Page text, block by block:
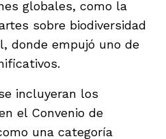
globales, como la
sobre biodiversidad
donde empujó uno de
incluyeran los
el Convenio de
una categoría